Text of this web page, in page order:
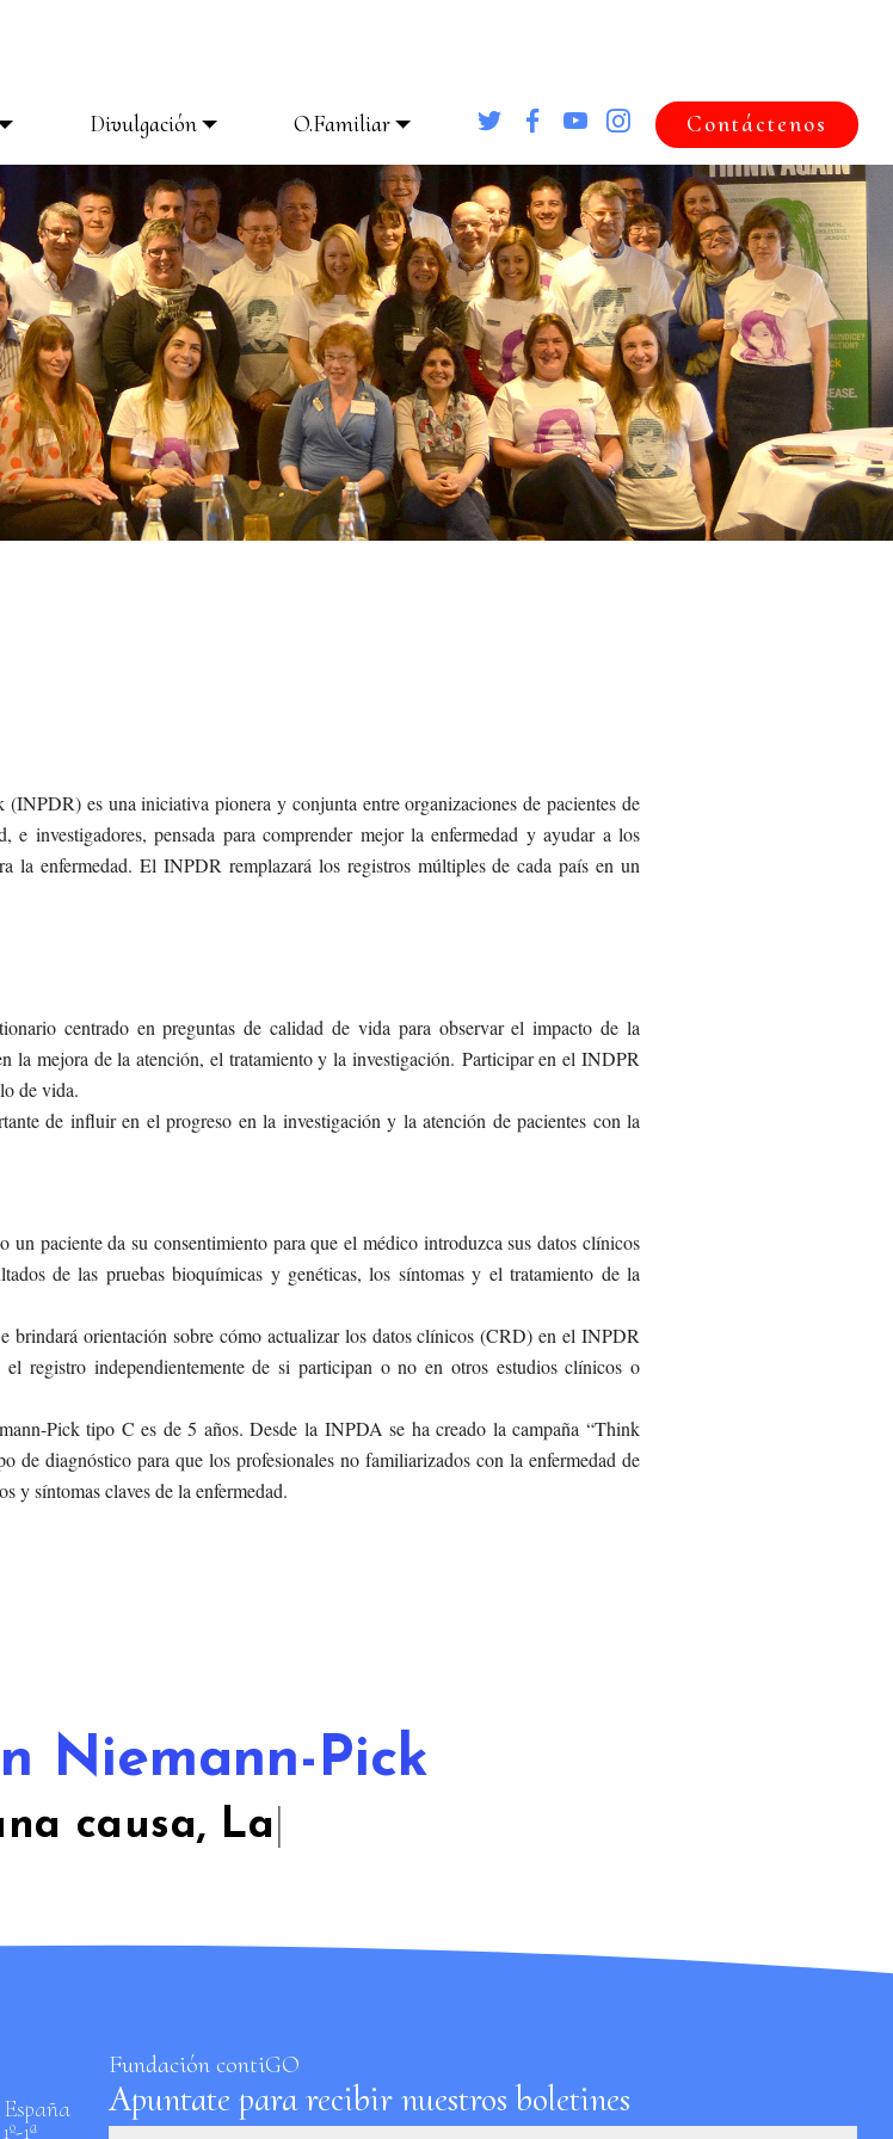
Divulgación O.Familiar Contáctenos
es una iniciativa pionera y conjunta entre organizaciones de pacientes de
investigadores, pensada para comprender mejor la enfermedad y ayudar a los
la enfermedad. El INPDR remplazará los registros múltiples de cada país en un
centrado en preguntas de calidad de vida para observar el impacto de la
la mejora de la atención, el tratamiento y la investigación. Participar en el INDPR
de vida.
de influir en el progreso en la investigación y la atención de pacientes con la
un paciente da su consentimiento para que el médico introduzca sus datos clínicos
de las pruebas bioquímicas y genéticas, los síntomas y el tratamiento de la
brindará orientación sobre cómo actualizar los datos clínicos (CRD) en el INPDR
registro independientemente de si participan o no en otros estudios clínicos o
Pick tipo C es de 5 años. Desde la INPDA se ha creado la campaña “Think
diagnóstico para que los profesionales no familiarizados con la enfermedad de
y síntomas claves de la enfermedad.
Niemann-Pick
una cau
1ª
Fundación contiGO
Apuntate para recibir nuestros boletines